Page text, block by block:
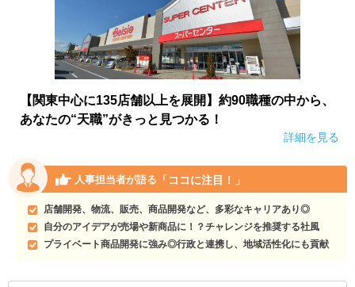
【関東中心に135店舗以上を展開】約90職種の中から、
あなたの“天職”がきっと見つかる！
詳細を見る
人事担当者が語る 「ココに注目！」
店舗開発、物流、販売、商品開発など、多彩なキャリアあり◎
自分のアイデアが売場や新商品に！？チャレンジを推奨する社風
プライベート商品開発に強み◎行政と連携し、地域活性化にも貢献